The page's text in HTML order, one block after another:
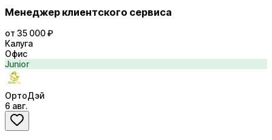
Менеджер клиентского сервиса
от 35 000 ₽
Калуга
Офис
Junior
ОртоДэй
6 авг.